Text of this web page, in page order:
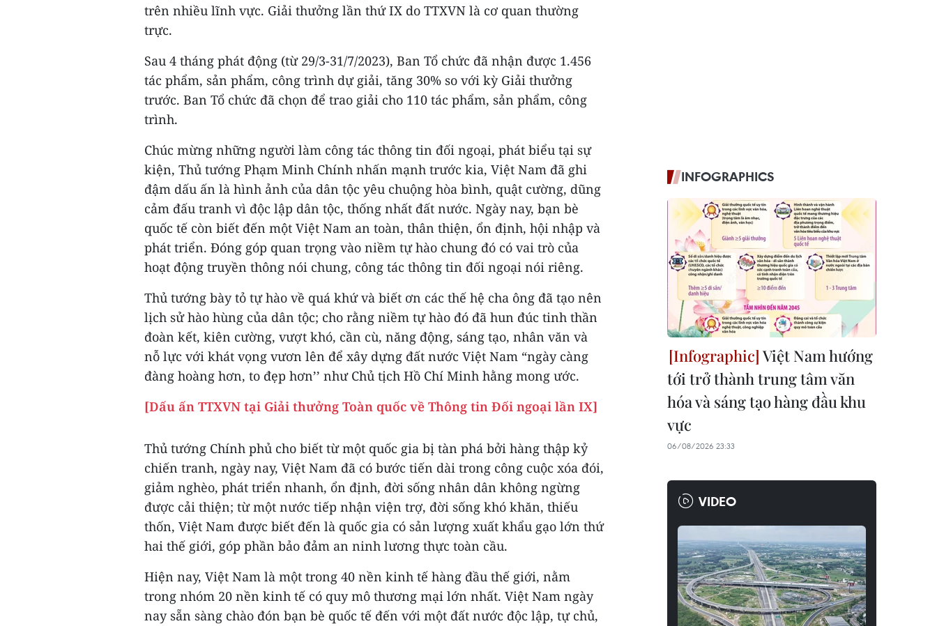
trên nhiều lĩnh vực. Giải thưởng lần thứ IX do TTXVN là cơ quan thường
trực.
Sau 4 tháng phát động (từ 29/3-31/7/2023), Ban Tổ chức đã nhận được 1.456
tác phẩm, sản phẩm, công trình dự giải, tăng 30% so với kỳ Giải thưởng
trước. Ban Tổ chức đã chọn để trao giải cho 110 tác phẩm, sản phẩm, công
trình.
Chúc mừng những người làm công tác thông tin đối ngoại, phát biểu tại sự
kiện, Thủ tướng Phạm Minh Chính nhấn mạnh trước kia, Việt Nam đã ghi
đậm dấu ấn là hình ảnh của dân tộc yêu chuộng hòa bình, quật cường, dũng
cảm đấu tranh vì độc lập dân tộc, thống nhất đất nước. Ngày nay, bạn bè
quốc tế còn biết đến một Việt Nam an toàn, thân thiện, ổn định, hội nhập và
phát triển. Đóng góp quan trọng vào niềm tự hào chung đó có vai trò của
hoạt động truyền thông nói chung, công tác thông tin đối ngoại nói riêng.
Thủ tướng bày tỏ tự hào về quá khứ và biết ơn các thế hệ cha ông đã tạo nên
lịch sử hào hùng của dân tộc; cho rằng niềm tự hào đó đã hun đúc tinh thần
đoàn kết, kiên cường, vượt khó, cần cù, năng động, sáng tạo, nhân văn và
nỗ lực với khát vọng vươn lên để xây dựng đất nước Việt Nam “ngày càng
đàng hoàng hơn, to đẹp hơn’’ như Chủ tịch Hồ Chí Minh hằng mong ước.
[Dấu ấn TTXVN tại Giải thưởng Toàn quốc về Thông tin Đối ngoại lần IX]
Thủ tướng Chính phủ cho biết từ một quốc gia bị tàn phá bởi hàng thập kỷ
chiến tranh, ngày nay, Việt Nam đã có bước tiến dài trong công cuộc xóa đói,
giảm nghèo, phát triển nhanh, ổn định, đời sống nhân dân không ngừng
được cải thiện; từ một nước tiếp nhận viện trợ, đời sống khó khăn, thiếu
thốn, Việt Nam được biết đến là quốc gia có sản lượng xuất khẩu gạo lớn thứ
hai thế giới, góp phần bảo đảm an ninh lương thực toàn cầu.
Hiện nay, Việt Nam là một trong 40 nền kinh tế hàng đầu thế giới, nằm
trong nhóm 20 nền kinh tế có quy mô thương mại lớn nhất. Việt Nam ngày
nay sẵn sàng chào đón bạn bè quốc tế đến với một đất nước độc lập, tự chủ,
INFOGRAPHICS
Việt Nam hướng
tới trở thành trung tâm văn
hóa và sáng tạo hàng đầu khu
vực
06/08/2026 23:33
VIDEO